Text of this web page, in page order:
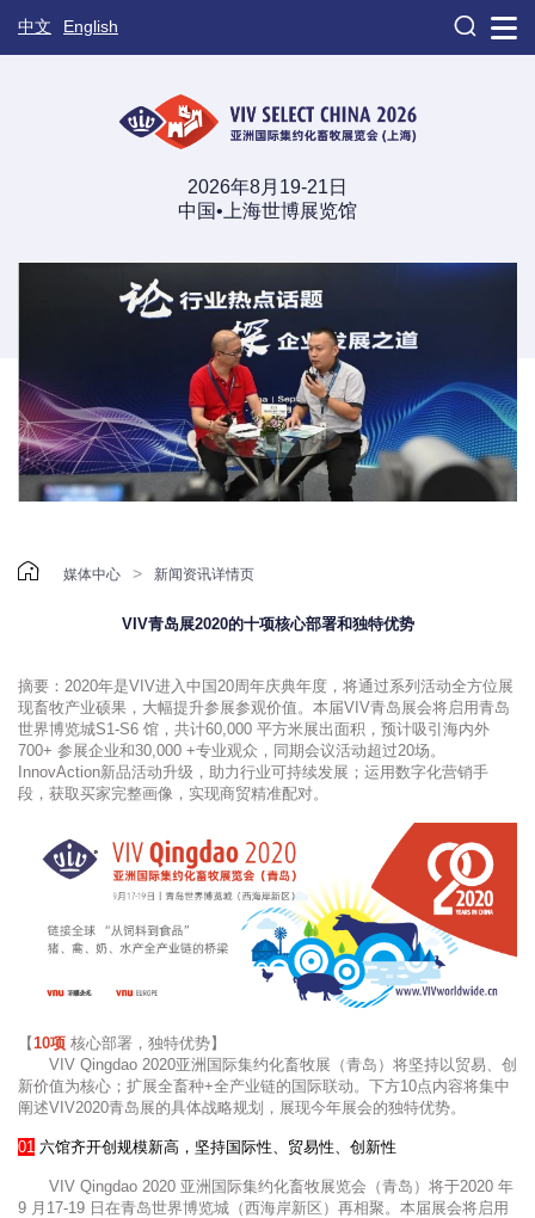
中文 English 
2026年8月19-21日
中国•上海世博展览馆
 媒体中心 > 新闻资讯详情页
VIV青岛展2020的十项核心部署和独特优势
摘要：2020年是VIV进入中国20周年庆典年度，将通过系列活动全方位展
现畜牧产业硕果，大幅提升参展参观价值。本届VIV青岛展会将启用青岛
世界博览城S1-S6 馆，共计60,000 平方米展出面积，预计吸引海内外
700+ 参展企业和30,000 +专业观众，同期会议活动超过20场。
InnovAction新品活动升级，助力行业可持续发展；运用数字化营销手
段，获取买家完整画像，实现商贸精准配对。
【 10项 核心部署，独特优势】
VIV Qingdao 2020亚洲国际集约化畜牧展（青岛）将坚持以贸易、创
新价值为核心；扩展全畜种+全产业链的国际联动。下方10点内容将集中
阐述VIV2020青岛展的具体战略规划，展现今年展会的独特优势。
01 六馆齐开创规模新高，坚持国际性、贸易性、创新性
VIV Qingdao 2020 亚洲国际集约化畜牧展览会（青岛）将于2020 年
9 月17-19 日在青岛世界博览城（西海岸新区）再相聚。本届展会将启用